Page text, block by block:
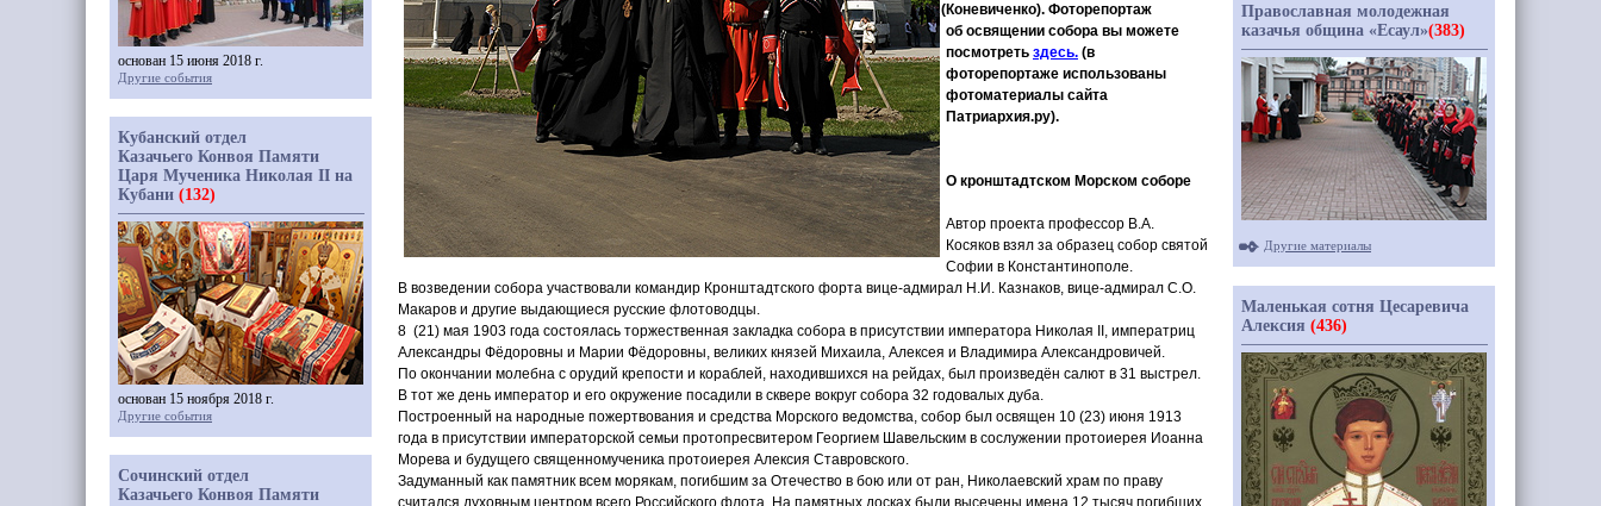
(Коневиченко). Фоторепортаж
об освящении собора вы можете
посмотреть здесь. (в
фоторепортаже использованы
фотоматериалы сайта
Патриархия.ру).
О кронштадтском Морском соборе
Автор проекта профессор В.А.
Косяков взял за образец собор святой
Софии в Константинополе.
В возведении собора участвовали командир Кронштадтского форта вице-адмирал Н.И. Казнаков, вице-адмирал С.О.
Макаров и другие выдающиеся русские флотоводцы.
8 (21) мая 1903 года состоялась торжественная закладка собора в присутствии императора Николая II, императриц
Александры Фёдоровны и Марии Фёдоровны, великих князей Михаила, Алексея и Владимира Александровичей.
По окончании молебна с орудий крепости и кораблей, находившихся на рейдах, был произведён салют в 31 выстрел.
В тот же день император и его окружение посадили в сквере вокруг собора 32 годовалых дуба.
Построенный на народные пожертвования и средства Морского ведомства, собор был освящен 10 (23) июня 1913
года в присутствии императорской семьи протопресвитером Георгием Шавельским в сослужении протоиерея Иоанна
Морева и будущего священномученика протоиерея Алексия Ставровского.
Задуманный как памятник всем морякам, погибшим за Отечество в бою или от ран, Николаевский храм по праву
считался духовным центром всего Российского флота. На памятных досках были высечены имена 12 тысяч погибших
основан 15 июня 2018 г.
Другие события
Кубанский отдел
Казачьего Конвоя Памяти
Царя Мученика Николая II на
Кубани (132)
основан 15 ноября 2018 г.
Другие события
Сочинский отдел
Казачьего Конвоя Памяти
Православная молодежная
казачья община «Есаул»(383)
Другие материалы
Маленькая сотня Цесаревича
Алексия (436)